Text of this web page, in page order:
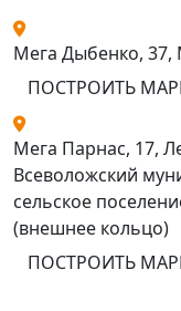
Мега Дыбенко, 37,
ПОСТРОИТЬ
Мега Парнас, 17,
Всеволожский
сельское
(внешнее кольцо)
ПОСТРОИТЬ